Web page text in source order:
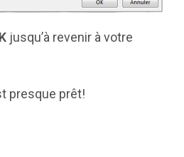
jusqu’à revenir à votre
presque prêt!